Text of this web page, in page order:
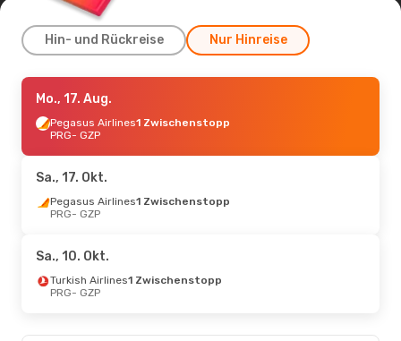
Hin- und Rückreise Nur Hinreise
Fr., 16. Okt.- Sa., 24. Okt.
Turkish Airlines1 Zwischenstopp
PRG- GZP
GZP- PRG
Di., 1. Sept.- Mo., 7. Sept.
PRG- GZP
Pegasus Airlines
1 Zwischenstopp
GZP - PRG
Do., 20. Aug.- Mi., 26. Aug.
Mo., 17. Aug.
Pegasus Airlines1 Zwischenstopp
PRG- GZP
Sa., 17. Okt.
Pegasus Airlines1 Zwischenstopp
PRG- GZP
Sa., 10. Okt.
Turkish Airlines1 Zwischenstopp
PRG- GZP